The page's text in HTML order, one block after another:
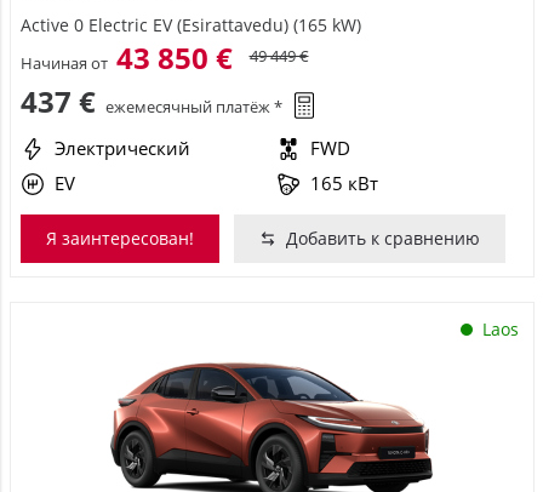
Active 0 Electric EV (Esirattavedu) (165 kW)
Начиная от 43 850 € 49 449 €
437 € ежемесячный платёж *
Электрический
FWD
EV
165 кВт
Я заинтересован! Добавить к сравнению
Laos